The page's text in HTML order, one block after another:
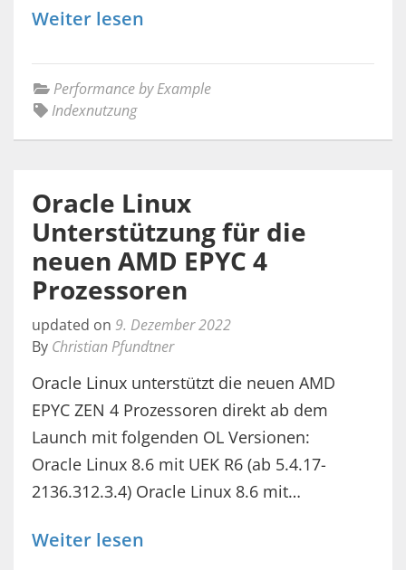
Weiter lesen
Performance by Example
Indexnutzung
Oracle Linux
Unterstützung für die
neuen AMD EPYC 4
Prozessoren
updated on 9. Dezember 2022
By Christian Pfundtner
Oracle Linux unterstützt die neuen AMD
EPYC ZEN 4 Prozessoren direkt ab dem
Launch mit folgenden OL Versionen:
Oracle Linux 8.6 mit UEK R6 (ab 5.4.17-
2136.312.3.4) Oracle Linux 8.6 mit…
Weiter lesen